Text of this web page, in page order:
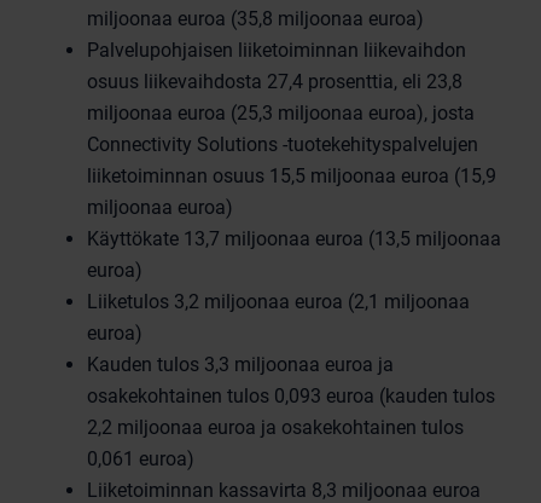
miljoonaa euroa (35,8 miljoonaa euroa)
Palvelupohjaisen liiketoiminnan liikevaihdon
osuus liikevaihdosta 27,4 prosenttia, eli 23,8
miljoonaa euroa (25,3 miljoonaa euroa), josta
Connectivity Solutions -tuotekehityspalvelujen
liiketoiminnan osuus 15,5 miljoonaa euroa (15,9
miljoonaa euroa)
Käyttökate 13,7 miljoonaa euroa (13,5 miljoonaa
euroa)
Liiketulos 3,2 miljoonaa euroa (2,1 miljoonaa
euroa)
Kauden tulos 3,3 miljoonaa euroa ja
osakekohtainen tulos 0,093 euroa (kauden tulos
2,2 miljoonaa euroa ja osakekohtainen tulos
0,061 euroa)
Liiketoiminnan kassavirta 8,3 miljoonaa euroa